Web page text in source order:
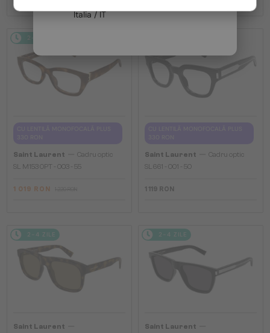
2-4 ZILE
Saint Laurent
Cadru optic
SL M153 OPT - 003 - 55
1 019 RON
Saint Laurent
Cadru optic
SL661 - 001 - 50
1 119 RON
2-4 ZILE
Saint Laurent
2-4 ZILE
Saint Laurent
Italia / IT